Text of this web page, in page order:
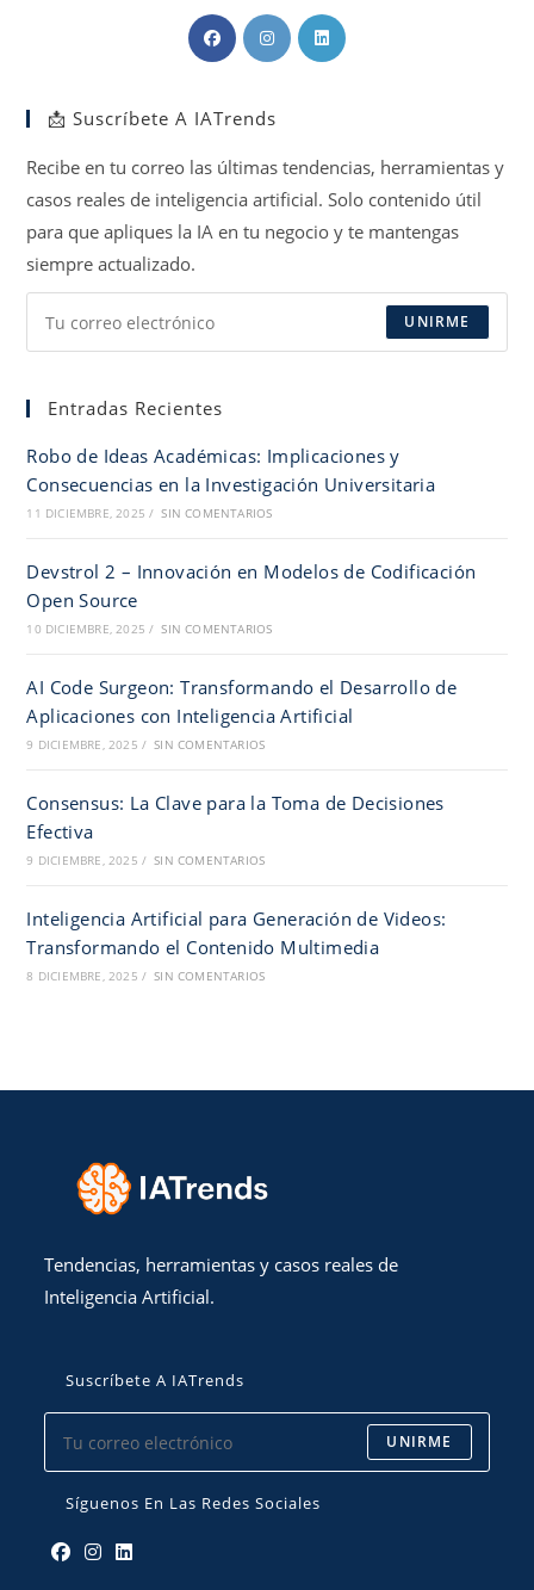
Se
abre
una
pestaña
Se
abre
pestaña
Se
pestaña
📩 Suscríbete A IATrends
Recibe en tu correo las últimas tendencias, herramientas y
casos reales de inteligencia artificial. Solo contenido útil
para que apliques la IA en tu negocio y te mantengas
siempre actualizado.
UNIRME
Entradas Recientes
Robo de Ideas Académicas: Implicaciones y
Consecuencias en la Investigación Universitaria
11 DICIEMBRE, 2025 / SIN COMENTARIOS
Devstrol 2 – Innovación en Modelos de Codificación
Open Source
10 DICIEMBRE, 2025 / SIN COMENTARIOS
AI Code Surgeon: Transformando el Desarrollo de
Aplicaciones con Inteligencia Artificial
9 DICIEMBRE, 2025 / SIN COMENTARIOS
Consensus: La Clave para la Toma de Decisiones
Efectiva
9 DICIEMBRE, 2025 / SIN COMENTARIOS
Inteligencia Artificial para Generación de Videos:
Transformando el Contenido Multimedia
8 DICIEMBRE, 2025 / SIN COMENTARIOS
Tendencias, herramientas y casos reales de
Inteligencia Artificial.
Suscríbete A IATrends
UNIRME
Síguenos En Las Redes Sociales